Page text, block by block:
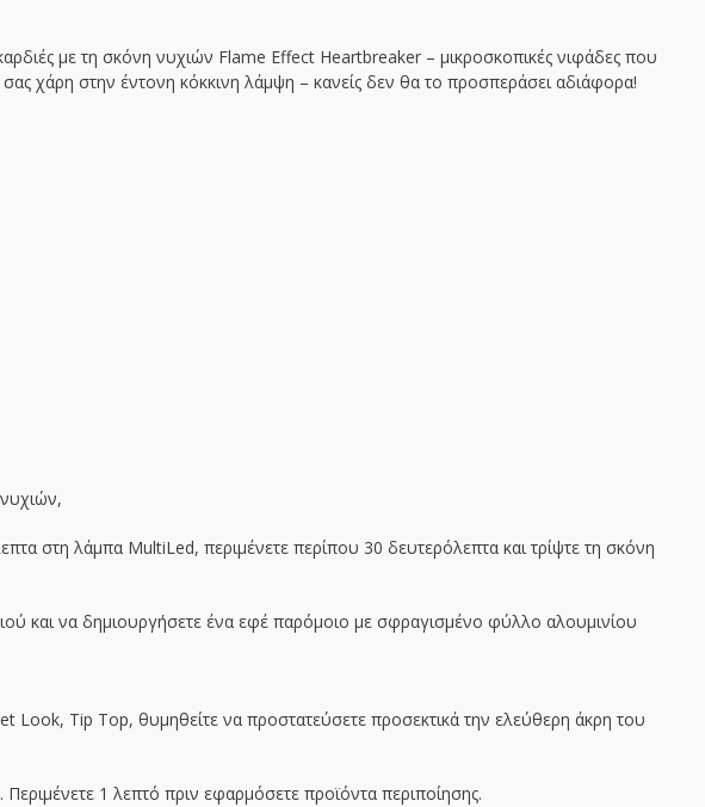
με τη σκόνη νυχιών Flame Effect Heartbreaker – μικροσκοπικές νιφάδες που
χάρη στην έντονη κόκκινη λάμψη – κανείς δεν θα το προσπεράσει αδιάφορα!
στη λάμπα MultiLed, περιμένετε περίπου 30 δευτερόλεπτα και τρίψτε τη σκόνη
και να δημιουργήσετε ένα εφέ παρόμοιο με σφραγισμένο φύλλο αλουμινίου
Tip Top, θυμηθείτε να προστατεύσετε προσεκτικά την ελεύθερη άκρη του
1 λεπτό πριν εφαρμόσετε προϊόντα περιποίησης.